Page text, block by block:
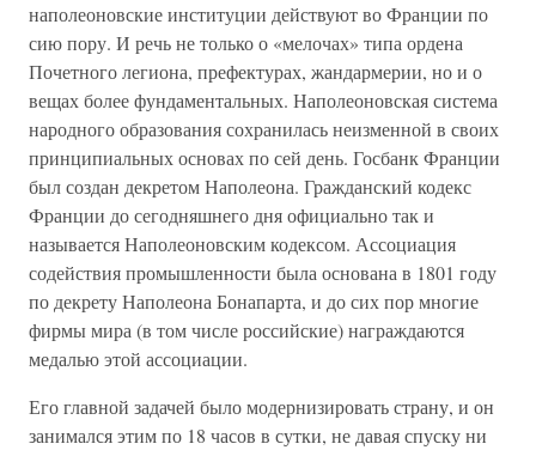
наполеоновские институции действуют во Франции по
сию пору. И речь не только о «мелочах» типа ордена
Почетного легиона, префектурах, жандармерии, но и о
вещах более фундаментальных. Наполеоновская система
народного образования сохранилась неизменной в своих
принципиальных основах по сей день. Госбанк Франции
был создан декретом Наполеона. Гражданский кодекс
Франции до сегодняшнего дня официально так и
называется Наполеоновским кодексом. Ассоциация
содействия промышленности была основана в 1801 году
по декрету Наполеона Бонапарта, и до сих пор многие
фирмы мира (в том числе российские) награждаются
медалью этой ассоциации.
Его главной задачей было модернизировать страну, и он
занимался этим по 18 часов в сутки, не давая спуску ни